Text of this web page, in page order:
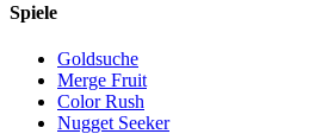
Spiele
Goldsuche
Merge Fruit
Color Rush
Nugget Seeker